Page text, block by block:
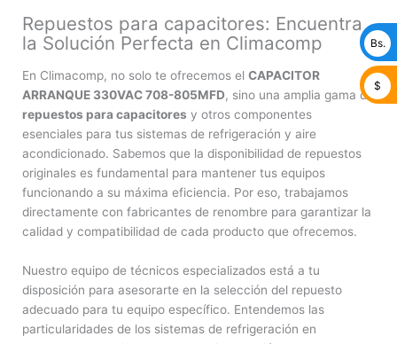
Repuestos para capacitores: Encuentra
la Solución Perfecta en Climacomp
En Climacomp, no solo te ofrecemos el CAPACITOR
ARRANQUE 330VAC 708-805MFD, sino una amplia gama de
repuestos para capacitores y otros componentes
esenciales para tus sistemas de refrigeración y aire
acondicionado. Sabemos que la disponibilidad de repuestos
originales es fundamental para mantener tus equipos
funcionando a su máxima eficiencia. Por eso, trabajamos
directamente con fabricantes de renombre para garantizar la
calidad y compatibilidad de cada producto que ofrecemos.
Nuestro equipo de técnicos especializados está a tu
disposición para asesorarte en la selección del repuesto
adecuado para tu equipo específico. Entendemos las
particularidades de los sistemas de refrigeración en
Bs.
$